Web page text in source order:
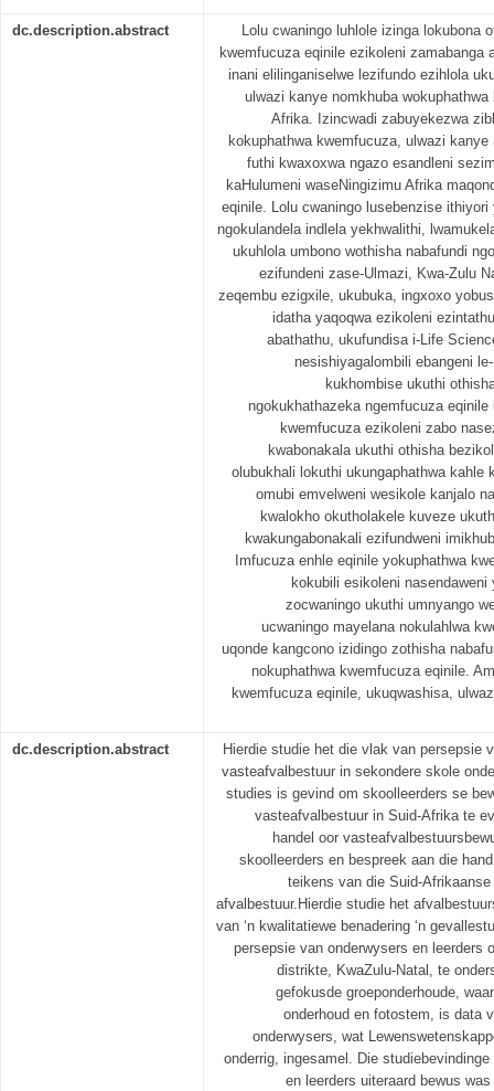
dc.description.abstract
Lolu cwaningo luhlole izinga lokubona
kwemfucuza eqinile ezikoleni zamabanga
inani elilinganiselwe lezifundo ezihlola
ulwazi kanye nomkhuba
Afrika. Izincwadi zabuyekezwa
kokuphathwa kwemfucuza, ulwazi
futhi kwaxoxwa ngazo esandleni
kaHulumeni waseNingizimu Afrika
eqinile. Lolu cwaningo lusebenzise
ngokulandela indlela yekhwalithi,
ukuhlola umbono wothisha nabafundi
ezifundeni zase-Ulmazi, Kwa-Zulu
zeqembu ezigxile, ukubuka, ingxoxo
idatha yaqoqwa ezikoleni
abathathu, ukufundisa i-Life
nesishiyagalombili ebangeni
kukhombise ukuthi
ngokukhathazeka ngemfucuza
kwemfucuza ezikoleni zabo
kwabonakala ukuthi othisha
olubukhali lokuthi ukungaphathwa kahle
omubi emvelweni wesikole kanjalo
kwalokho okutholakele kuveze
kwakungabonakali ezifundweni
Imfucuza enhle eqinile yokuphathwa
kokubili esikoleni
zocwaningo ukuthi umnyango
ucwaningo mayelana nokulahlwa
uqonde kangcono izidingo zothisha
nokuphathwa kwemfucuza eqinile.
kwemfucuza eqinile, ukuqwashisa,
dc.description.abstract
Hierdie studie het die vlak van persepsie
vasteafvalbestuur in sekondere skole
studies is gevind om skoolleerders se
vasteafvalbestuur in Suid-Afrika te
handel oor
skoolleerders en bespreek aan die
teikens van die Suid-
afvalbestuur.Hierdie studie het
van ‘n kwalitatiewe benadering ‘n
persepsie van onderwysers en leerders
distrikte, KwaZulu-Natal, te
gefokusde groeponderhoude,
onderhoud en fotostem, is data
onderwysers, wat
onderrig, ingesamel. Die
en leerders uiteraard bewus